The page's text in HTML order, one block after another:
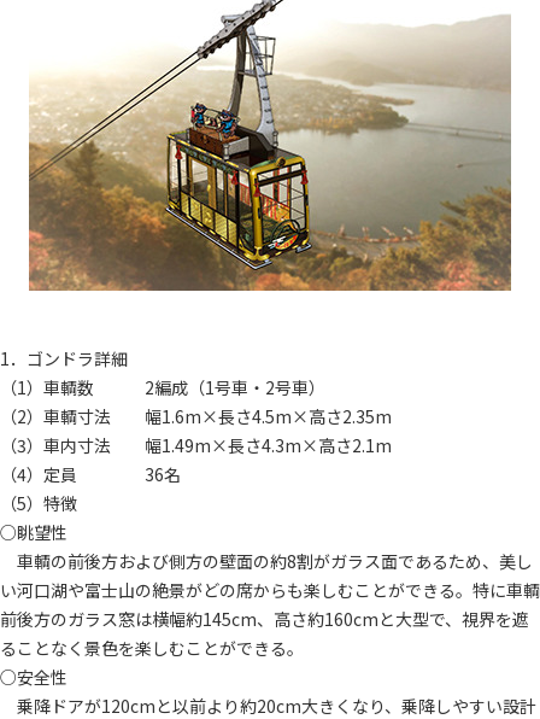
1．ゴンドラ詳細
（1）車輌数 2編成（1号車・2号車）
（2）車輌寸法 幅1.6m×長さ4.5m×高さ2.35m
（3）車内寸法 幅1.49m×長さ4.3m×高さ2.1m
（4）定員 36名
（5）特徴
○眺望性
車輌の前後方および側方の壁面の約8割がガラス面であるため、美し
い河口湖や富士山の絶景がどの席からも楽しむことができる。特に車輌
前後方のガラス窓は横幅約145cm、高さ約160cmと大型で、視界を遮
ることなく景色を楽しむことができる。
○安全性
乗降ドアが120cmと以前より約20cm大きくなり、乗降しやすい設計